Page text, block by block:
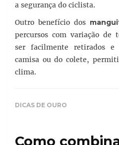
a segurança do ciclista.
Outro benefício dos
percursos com variação de
ser facilmente retirados e
camisa ou do colete,
clima.
DICAS DE OURO
Como